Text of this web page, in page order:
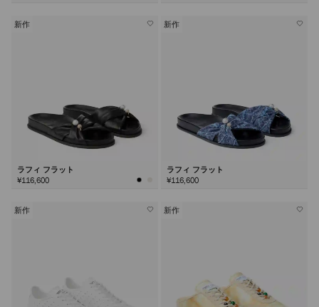
新作
ラフィ フラット
¥116,600
新作
ラフィ フラット
¥116,600
新作 新作